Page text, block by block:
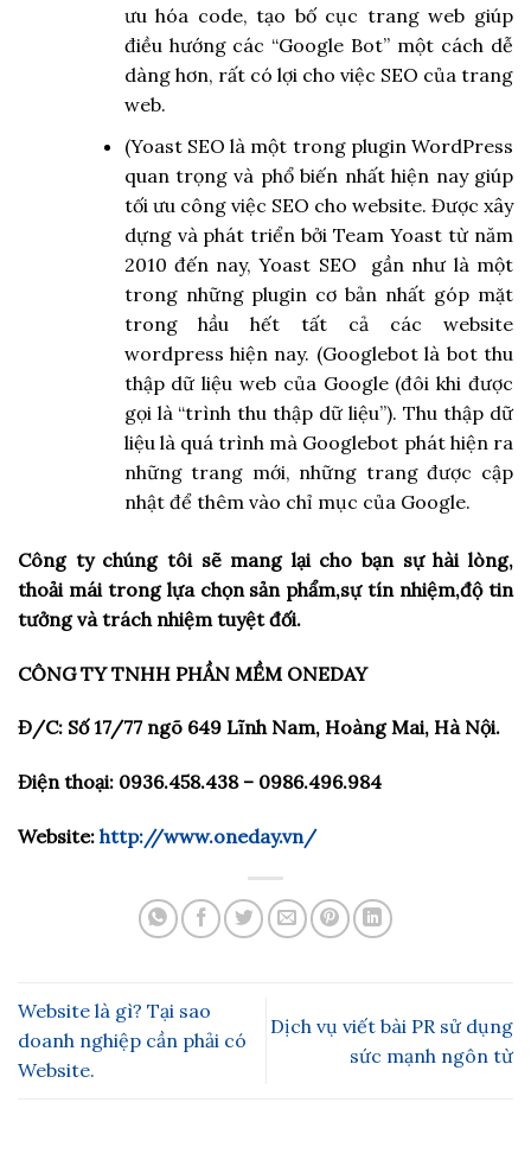
ưu hóa code, tạo bố cục trang web giúp
điều hướng các “Google Bot” một cách dễ
dàng hơn, rất có lợi cho việc SEO của trang
web.
(Yoast SEO là một trong plugin WordPress
quan trọng và phổ biến nhất hiện nay giúp
tối ưu công việc SEO cho website. Được xây
dựng và phát triển bởi Team Yoast từ năm
2010 đến nay, Yoast SEO gần như là một
trong những plugin cơ bản nhất góp mặt
trong hầu hết tất cả các website
wordpress hiện nay. (Googlebot là bot thu
thập dữ liệu web của Google (đôi khi được
gọi là “trình thu thập dữ liệu”). Thu thập dữ
liệu là quá trình mà Googlebot phát hiện ra
những trang mới, những trang được cập
nhật để thêm vào chỉ mục của Google.
Công ty chúng tôi sẽ mang lại cho bạn sự hài lòng,
thoải mái trong lựa chọn sản phẩm,sự tín nhiệm,độ tin
tưởng và trách nhiệm tuyệt đối.
CÔNG TY TNHH PHẦN MỀM ONEDAY
Đ/C: Số 17/77 ngõ 649 Lĩnh Nam, Hoàng Mai, Hà Nội.
Điện thoại: 0936.458.438 – 0986.496.984
Website: http://www.oneday.vn/
Website là gì? Tại sao
doanh nghiệp cần phải có
Website.
Dịch vụ viết bài PR sử dụng
sức mạnh ngôn từ